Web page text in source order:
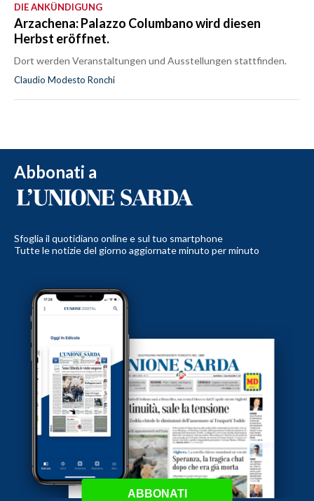
DIE ANKÜNDIGUNG
Arzachena: Palazzo Columbano wird diesen
Herbst eröffnet.
Dort werden Veranstaltungen und Ausstellungen stattfinden.
Claudio Modesto Ronchi
Abbonati a
Sfoglia il quotidiano online e sul tuo smartphone
Tutte le notizie del giorno aggiornate minuto per minuto
ABBONATI